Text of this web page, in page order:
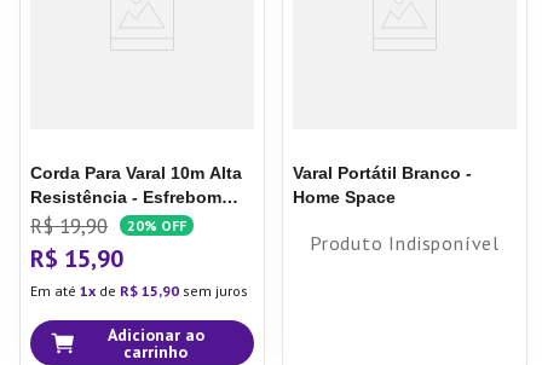
Corda Para Varal 10m Alta
Resistência - Esfrebom
Corda para Varal 10m Alta
Resistência - Esfrebom
R$ 19,90 20% OFF
R$ 15,90
Em até 1 de R$ 15,90 sem juros
Adicionar ao
carrinho
Varal Portátil Branco -
Home Space
Produto Indisponível